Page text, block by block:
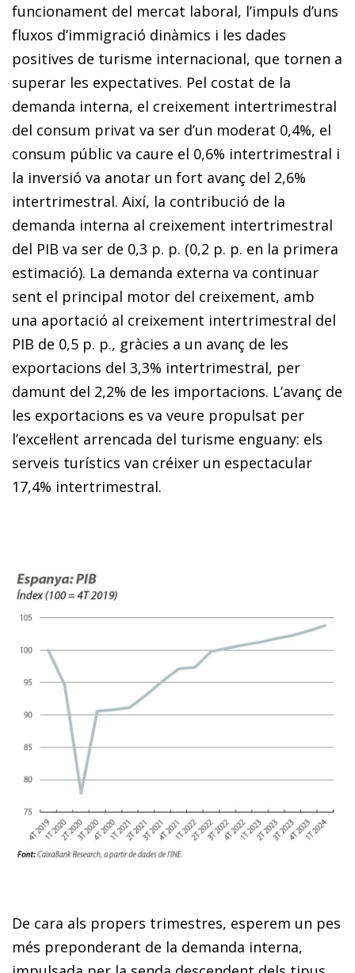
funcionament del mercat laboral, l’impuls d’uns
fluxos d’immigració dinàmics i les dades
positives de turisme internacional, que tornen a
superar les expectatives. Pel costat de la
demanda interna, el creixement intertrimestral
del consum privat va ser d’un moderat 0,4%, el
consum públic va caure el 0,6% intertrimestral i
la inversió va anotar un fort avanç del 2,6%
intertrimestral. Així, la contribució de la
demanda interna al creixement intertrimestral
del PIB va ser de 0,3 p. p. (0,2 p. p. en la primera
estimació). La demanda externa va continuar
sent el principal motor del creixement, amb
una aportació al creixement intertrimestral del
PIB de 0,5 p. p., gràcies a un avanç de les
exportacions del 3,3% intertrimestral, per
damunt del 2,2% de les importacions. L’avanç de
les exporta­­cions es va veure propulsat per
l’excel·lent arrencada del turisme enguany: els
serveis turístics van créixer un espectacular
17,4% intertrimestral.
De cara als propers trimestres, esperem un pes
més preponderant de la demanda interna,